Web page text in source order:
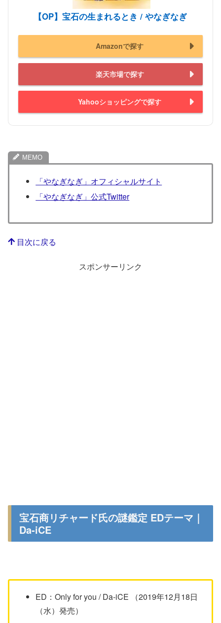
【OP】宝石の生まれるとき / やなぎなぎ
Amazonで探す
楽天市場で探す
Yahooショッピングで探す
「やなぎなぎ」オフィシャルサイト
「やなぎなぎ」公式Twitter
目次に戻る
スポンサーリンク
宝石商リチャード氏の謎鑑定 EDテーマ｜
Da-iCE
ED：Only for you / Da-iCE （2019年12月18日
（水）発売）